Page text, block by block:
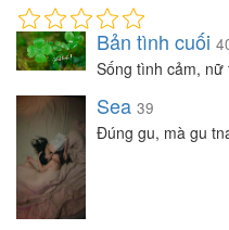
Bản tình cuối
Sống tình cảm,
Sea 39
Đúng gu, mà gu